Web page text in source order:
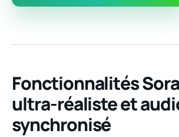
Fonctionnalités
ultra-réaliste et
synchronisé